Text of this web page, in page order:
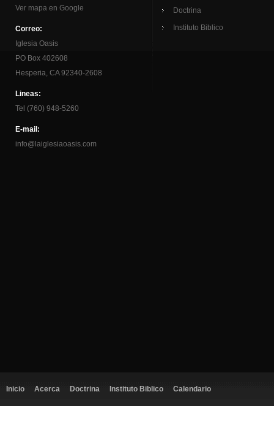
Ver mapa en Google
Correo:
Iglesia Oasis
PO Box 402608
Hesperia, CA 92340-2608
Lineas:
Tel (760) 948-5260
E-mail:
info@laiglesiaoasis.com
Doctrina
Instituto Biblico
Inicio Acerca Doctrina Instituto Biblico Calendario